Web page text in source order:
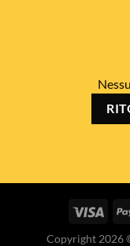
Copyright 2026